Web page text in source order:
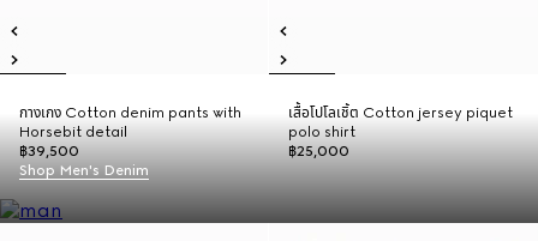
กางเกง Cotton denim pants with
Horsebit detail
฿39,500
เสื้อโปโลเชิ้ต Cotton jersey piquet
polo shirt
฿25,000
Shop Men's Denim